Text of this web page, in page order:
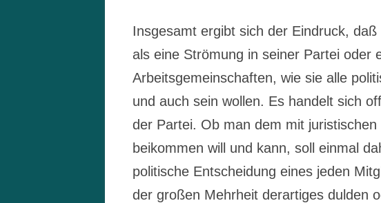
Insgesamt ergibt sich der Eindruck,
als eine Strömung in seiner Partei oder
Arbeitsgemeinschaften, wie sie alle
und auch sein wollen. Es handelt sich
der Partei. Ob man dem mit
beikommen will und kann, soll einmal
politische Entscheidung eines jeden
der großen Mehrheit derartiges dulden